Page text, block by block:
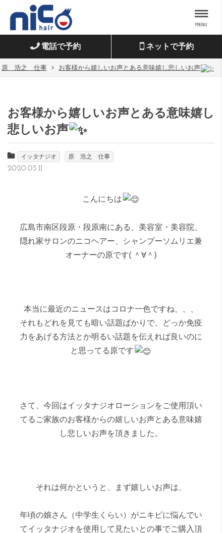
電話で予約 ネットで予約
原 浩之 仕事 お客様から嬉しいお声とある意味嬉し悲しいお声
お客様から嬉しいお声とある意味嬉し
悲しいお声
イッタナジオ 原 浩之 仕事
2020.03.11
こんにちは
広島市南区段原・段原南にある、美容室・美容院、
隠れ家サロンのニコヘアー、シャンプーソムリエ兼
オーナーの原です( ＾∀＾)
本当に最近のニュースはコロナ一色ですね、、、
それもどれを見ても暗い話題ばかりで、どっか免疫
力をあげる方法とか明るい話題を伝えれば良いのに
と思ってる原です
さて、今回はイッタナジオローションをご使用頂い
てるご家族のお客様からの嬉しいお声とある意味嬉
し悲しいお声を頂きました。
それは何かというと、まず嬉しいお声は、
年頃の娘さん（中学生くらい）がニキビに悩んでい
てイッタナジオを使用して見たいとの事でご購入頂
MENU